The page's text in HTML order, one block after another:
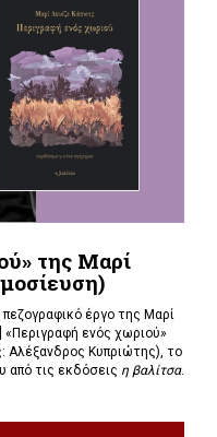
της Μαρί
έργο της Μαρί
ενός χωριού»
Αλέξανδρος Κυπριώτης), το
από τις εκδόσεις η βαλίτσα.